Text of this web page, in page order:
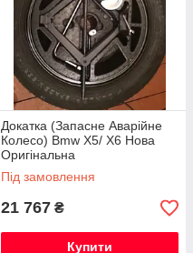
Докатка (Запасне Аварійне
Колесо) Bmw X5/ X6 Нова
Оригінальна
Під замовлення
21 767 ₴
Купити